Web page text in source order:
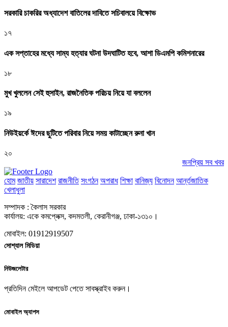
সরকারি চাকরির অধ্যাদেশ বাতিলের দাবিতে সচিবালয়ে বিক্ষোভ
১৭
এক সপ্তাহের মধ্যে সাম্য হত্যার ঘটনা উদঘাটিত হবে, আশা ডিএমপি কমিশনারের
১৮
মুখ খুললেন সেই হুসাইন, রাজনৈতিক পরিচয় নিয়ে যা বললেন
১৯
নিউইয়র্কে ঈদের ছুটিতে পরিবার নিয়ে সময় কাটাচ্ছেন রুনা খান
২০
জনপ্রিয় সব খবর
হোম জাতীয় সারাদেশ রাজনীতি সংগঠন অপরাধ শিক্ষা বানিজ্য বিনোদন আর্ন্তজাতিক
খেলাধুলা
সম্পাদক : কৈলাস সরকার
কার্যালয়: একে কমপ্লেক্স, কদমতলী, কেরানীগঞ্জ, ঢাকা-১৩১০।
মোবাইল: 01912919507
সোশ্যাল মিডিয়া
নিউজলেটার
প্রতিদিন মেইলে আপডেট পেতে সাবস্ক্রাইব করুন।
মোবাইল অ্যাপস